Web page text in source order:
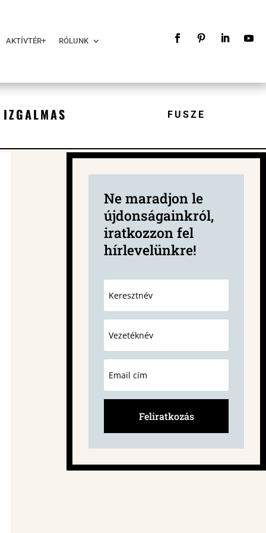
AKTÍVTÉR+ RÓLUNK
FUSZE
Ne maradjon le
újdonságainkról,
iratkozzon fel
hírlevelünkre!
Feliratkozás